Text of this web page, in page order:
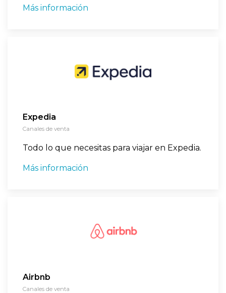
Más información
Expedia
Canales de venta
Todo lo que necesitas para viajar en Expedia.
Más información
Airbnb
Canales de venta